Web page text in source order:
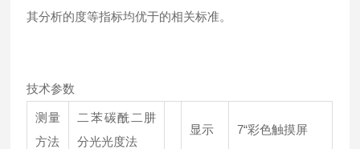
其分析的度等指标均优于的相关标准。
技术参数
测量
方法
二苯碳酰二肼
分光光度法
显示 7“彩色触摸屏